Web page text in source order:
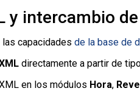
y intercambio
capacidades de la base de
directamente a partir de
en los módulos Hora,